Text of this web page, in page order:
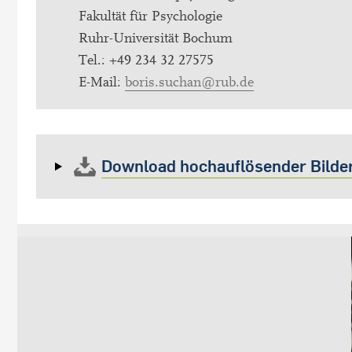
Fakultät für Psychologie
Ruhr-Universität Bochum
Tel.: +49 234 32 27575
E-Mail: boris.suchan@rub.de
Download hochauflösender